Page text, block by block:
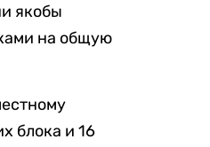
якобы
на общую
блока и 16